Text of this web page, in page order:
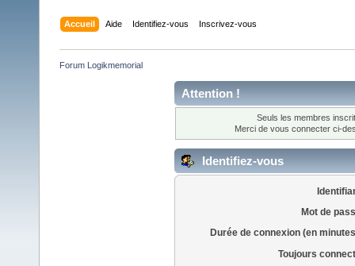
Accueil Aide Identifiez-vous Inscrivez-vous
Forum Logikmemorial
Attention !
Seuls les membres
Merci de vous connecter ci-
Identifiez-vous
Mot de
Durée de connexion (en
Toujours